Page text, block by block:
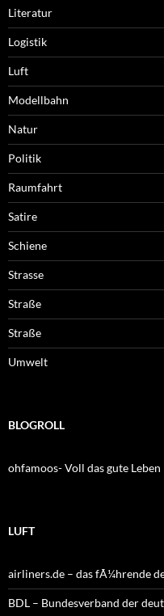
Literatur
Logistik
Luft
Modellbahn
Natur
Politik
Raumfahrt
Satire
Schiene
Strasse
Straße
Straße
Umwelt
BLOGROLL
ohfamoos- Voll das gute Leben
LUFT
airliners.de – das fÃ¼hrende
BDL – Bundesverband der